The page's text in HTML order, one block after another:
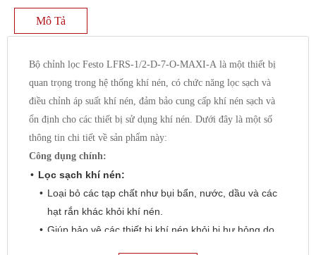
Mô Tả
Bộ chỉnh lọc Festo LFRS-1/2-D-7-O-MAXI-A là một thiết bị
quan trọng trong hệ thống khí nén, có chức năng lọc sạch và
điều chỉnh áp suất khí nén, đảm bảo cung cấp khí nén sạch và
ổn định cho các thiết bị sử dụng khí nén. Dưới đây là một số
thông tin chi tiết về sản phẩm này:
Công dụng chính:
Lọc sạch khí nén:
Loại bỏ các tạp chất như bụi bẩn, nước, dầu và các
hạt rắn khác khỏi khí nén.
Giúp bảo vệ các thiết bị khí nén khỏi bị hư hỏng do